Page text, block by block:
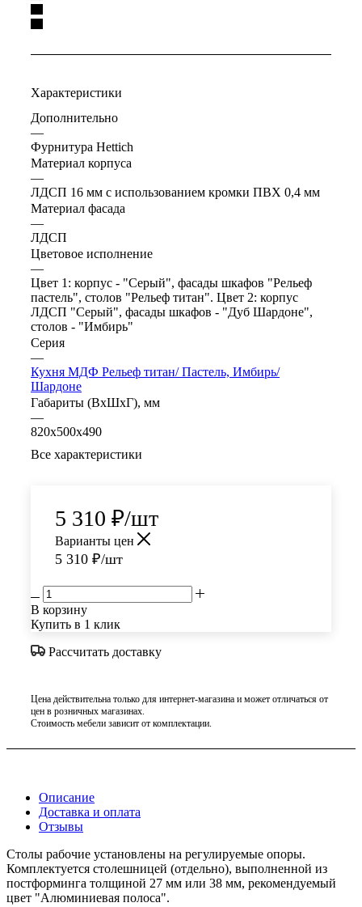
Характеристики
Дополнительно
—
Фурнитура Hettich
Материал корпуса
—
ЛДСП 16 мм с использованием кромки ПВХ 0,4 мм
Материал фасада
—
ЛДСП
Цветовое исполнение
—
Цвет 1: корпус - "Серый", фасады шкафов "Рельеф
пастель", столов "Рельеф титан". Цвет 2: корпус
ЛДСП "Серый", фасады шкафов - "Дуб Шардоне",
столов - "Имбирь"
Серия
—
Кухня МДФ Рельеф титан/ Пастель, Имбирь/
Шардоне
Габариты (ВхШхГ), мм
—
820х500х490
Все характеристики
5 310 ₽/шт
Варианты цен
5 310 ₽/шт
В корзину
Купить в 1 клик
Рассчитать доставку
Цена действительна только для интернет-магазина и может отличаться от
цен в розничных магазинах.
Стоимость мебели зависит от комплектации.
Описание
Доставка и оплата
Отзывы
Столы рабочие установлены на регулируемые опоры.
Комплектуется столешницей (отдельно), выполненной из
постформинга толщиной 27 мм или 38 мм, рекомендуемый
цвет "Алюминиевая полоса".